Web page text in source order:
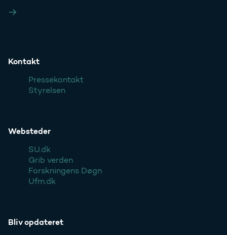
Kontakt
Pressekontakt
Styrelsen
Websteder
SU.dk
Grib verden
Forskningens Døgn
Ufm.dk
Bliv opdateret